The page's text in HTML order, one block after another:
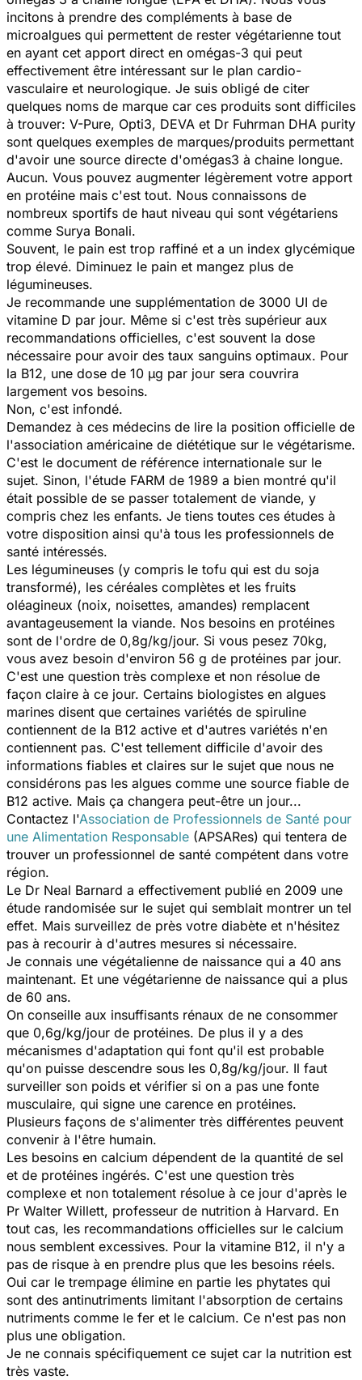
incitons à prendre des compléments à base de
microalgues qui permettent de rester végétarienne tout
en ayant cet apport direct en omégas-3 qui peut
effectivement être intéressant sur le plan cardio-
vasculaire et neurologique. Je suis obligé de citer
quelques noms de marque car ces produits sont difficiles
à trouver: V-Pure, Opti3, DEVA et Dr Fuhrman DHA purity
sont quelques exemples de marques/produits permettant
d'avoir une source directe d'omégas3 à chaine longue.
Aucun. Vous pouvez augmenter légèrement votre apport
en protéine mais c'est tout. Nous connaissons de
nombreux sportifs de haut niveau qui sont végétariens
comme Surya Bonali.
Souvent, le pain est trop raffiné et a un index glycémique
trop élevé. Diminuez le pain et mangez plus de
légumineuses.
Je recommande une supplémentation de 3000 UI de
vitamine D par jour. Même si c'est très supérieur aux
recommandations officielles, c'est souvent la dose
nécessaire pour avoir des taux sanguins optimaux. Pour
la B12, une dose de 10 µg par jour sera couvrira
largement vos besoins.
Non, c'est infondé.
Demandez à ces médecins de lire la position officielle de
l'association américaine de diététique sur le végétarisme.
C'est le document de référence internationale sur le
sujet. Sinon, l'étude FARM de 1989 a bien montré qu'il
était possible de se passer totalement de viande, y
compris chez les enfants. Je tiens toutes ces études à
votre disposition ainsi qu'à tous les professionnels de
santé intéressés.
Les légumineuses (y compris le tofu qui est du soja
transformé), les céréales complètes et les fruits
oléagineux (noix, noisettes, amandes) remplacent
avantageusement la viande. Nos besoins en protéines
sont de l'ordre de 0,8g/kg/jour. Si vous pesez 70kg,
vous avez besoin d'environ 56 g de protéines par jour.
C'est une question très complexe et non résolue de
façon claire à ce jour. Certains biologistes en algues
marines disent que certaines variétés de spiruline
contiennent de la B12 active et d'autres variétés n'en
contiennent pas. C'est tellement difficile d'avoir des
informations fiables et claires sur le sujet que nous ne
considérons pas les algues comme une source fiable de
B12 active. Mais ça changera peut-être un jour...
Contactez l'Association de Professionnels de Santé pour
une Alimentation Responsable (APSARes) qui tentera de
trouver un professionnel de santé compétent dans votre
région.
Le Dr Neal Barnard a effectivement publié en 2009 une
étude randomisée sur le sujet qui semblait montrer un tel
effet. Mais surveillez de près votre diabète et n'hésitez
pas à recourir à d'autres mesures si nécessaire.
Je connais une végétalienne de naissance qui a 40 ans
maintenant. Et une végétarienne de naissance qui a plus
de 60 ans.
On conseille aux insuffisants rénaux de ne consommer
que 0,6g/kg/jour de protéines. De plus il y a des
mécanismes d'adaptation qui font qu'il est probable
qu'on puisse descendre sous les 0,8g/kg/jour. Il faut
surveiller son poids et vérifier si on a pas une fonte
musculaire, qui signe une carence en protéines.
Plusieurs façons de s'alimenter très différentes peuvent
convenir à l'être humain.
Les besoins en calcium dépendent de la quantité de sel
et de protéines ingérés. C'est une question très
complexe et non totalement résolue à ce jour d'après le
Pr Walter Willett, professeur de nutrition à Harvard. En
tout cas, les recommandations officielles sur le calcium
nous semblent excessives. Pour la vitamine B12, il n'y a
pas de risque à en prendre plus que les besoins réels.
Oui car le trempage élimine en partie les phytates qui
sont des antinutriments limitant l'absorption de certains
nutriments comme le fer et le calcium. Ce n'est pas non
plus une obligation.
Je ne connais spécifiquement ce sujet car la nutrition est
très vaste.